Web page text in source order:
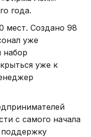
года.
мест. Создано 98
уже
набор
уже к
с самого начала
поддержку